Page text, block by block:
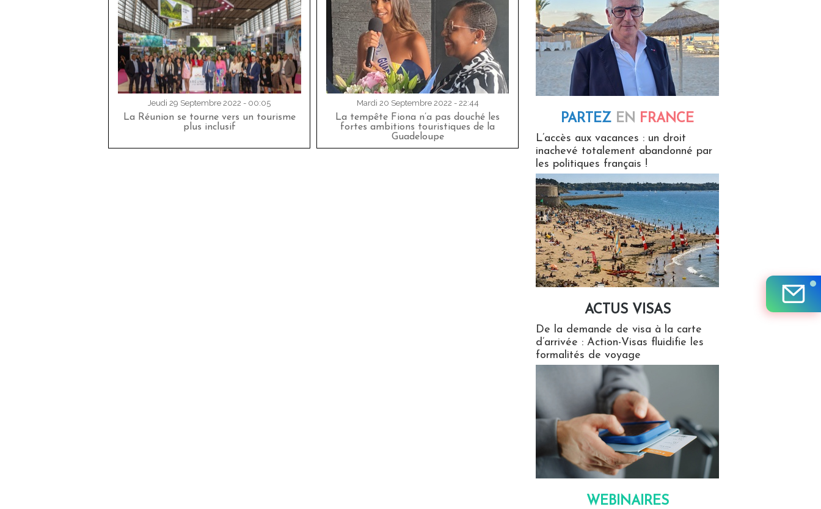
Jeudi 29 Septembre 2022 - 00:05
La Réunion se tourne vers un tourisme
plus inclusif
Mardi 20 Septembre 2022 - 22:44
La tempête Fiona n’a pas douché les
fortes ambitions touristiques de la
Guadeloupe
PARTEZ EN FRANCE
L’accès aux vacances : un droit
inachevé totalement abandonné par
les politiques français !
ACTUS VISAS
De la demande de visa à la carte
d’arrivée : Action-Visas fluidifie les
formalités de voyage
WEBINAIRES